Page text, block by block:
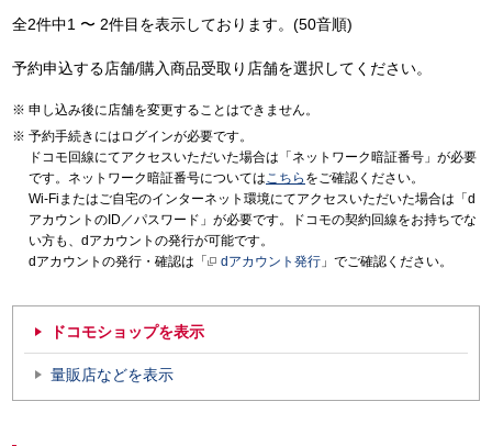
全2件中1 〜 2件目を表示しております。(50音順)
予約申込する店舗/購入商品受取り店舗を選択してください。
申し込み後に店舗を変更することはできません。
予約手続きにはログインが必要です。
ドコモ回線にてアクセスいただいた場合は「ネットワーク暗証番号」が必要
です。ネットワーク暗証番号についてはこちら をご確認ください。
Wi-Fiまたはご自宅のインターネット環境にてアクセスいただいた場合は「d
アカウントのID／パスワード」が必要です。ドコモの契約回線をお持ちでな
い方も、dアカウントの発行が可能です。
dアカウントの発行・確認は「
dアカウント発行 」でご確認ください。
ドコモショップを表示
量販店などを表示